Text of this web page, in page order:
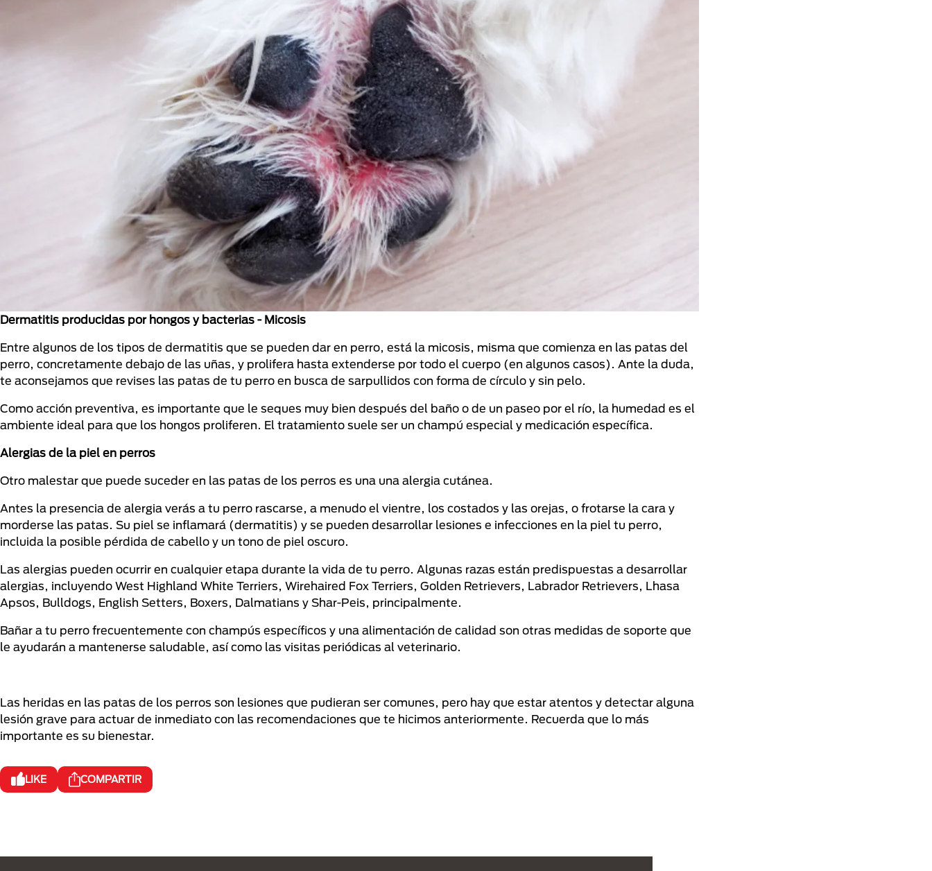
Dermatitis producidas por hongos y bacterias - Micosis
Entre algunos de los tipos de dermatitis que se pueden dar en perro, está la micosis, misma que comienza en las patas del
perro, concretamente debajo de las uñas, y prolifera hasta extenderse por todo el cuerpo (en algunos casos). Ante la duda,
te aconsejamos que revises las patas de tu perro en busca de sarpullidos con forma de círculo y sin pelo.
Como acción preventiva, es importante que le seques muy bien después del baño o de un paseo por el río, la humedad es el
ambiente ideal para que los hongos proliferen. El tratamiento suele ser un champú especial y medicación específica.
Alergias de la piel en perros
Otro malestar que puede suceder en las patas de los perros es una una alergia cutánea.
Antes la presencia de alergia verás a tu perro rascarse, a menudo el vientre, los costados y las orejas, o frotarse la cara y
morderse las patas. Su piel se inflamará (dermatitis) y se pueden desarrollar lesiones e infecciones en la piel tu perro,
incluida la posible pérdida de cabello y un tono de piel oscuro.
Las alergias pueden ocurrir en cualquier etapa durante la vida de tu perro. Algunas razas están predispuestas a desarrollar
alergias, incluyendo West Highland White Terriers, Wirehaired Fox Terriers, Golden Retrievers, Labrador Retrievers, Lhasa
Apsos, Bulldogs, English Setters, Boxers, Dalmatians y Shar-Peis, principalmente.
Bañar a tu perro frecuentemente con champús específicos y una alimentación de calidad son otras medidas de soporte que
le ayudarán a mantenerse saludable, así como las visitas periódicas al veterinario.
Las heridas en las patas de los perros son lesiones que pudieran ser comunes, pero hay que estar atentos y detectar alguna
lesión grave para actuar de inmediato con las recomendaciones que te hicimos anteriormente. Recuerda que lo más
importante es su bienestar.
LIKE COMPARTIR